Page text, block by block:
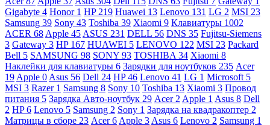
Gigabyte 4 Honor 1 HP 219 Huawei 13 Lenovo 131 LG 2 MSI 23
Samsung 39 Sony 43 Toshiba 39 Xiaomi 9 Клавиатуры 1002
ACER 68 Apple 45 ASUS 231 DELL 56 DNS 35 Fujitsu-Siemens
3 Gateway 3 HP 167 HUAWEI 5 LENOVO 122 MSI 23 Packard
Bell 5 SAMSUNG 98 SONY 93 TOSHIBA 34 Xiaomi 8
Наклейки для клавиатуры 6 Зарядки для ноутбуков 235 Acer
19 Apple 0 Asus 56 Dell 24 HP46 Lenovo 41 LG 1 Microsoft 5
MSI 3 Razer 1 Samsung 8 Sony 10 Toshiba 13 Xiaomi 3 Провод
питания 5 Зарядка Авто-ноутбук 29 Acer 2 Apple 1 Asus 8 Dell
2 HP6 Lenovo 5 Samsung 2 Sony 1 Зарядка на квадракоптер 2
Матрицы в сборе 23 Acer6 Apple 3 Asus 6 Lenovo 2 Samsung 1